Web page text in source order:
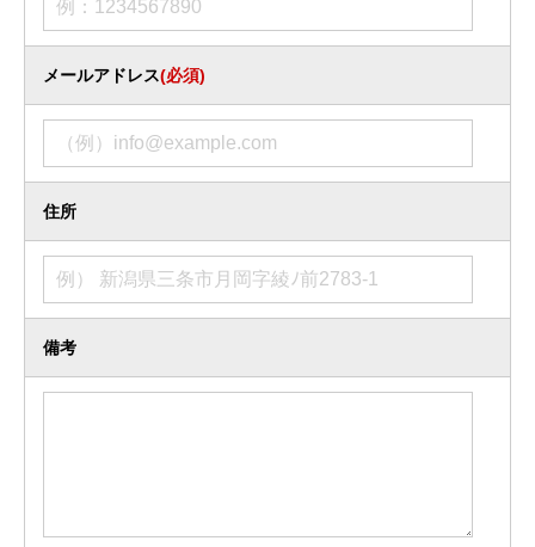
メールアドレス(必須)
住所
備考